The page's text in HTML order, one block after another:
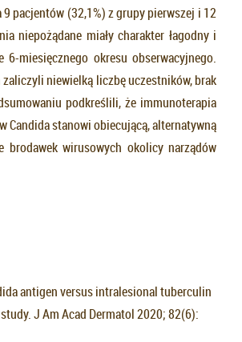
9 pacjentów (32,1%) z grupy pierwszej i 12
niepożądane miały charakter łagodny i
miesięcznego okresu obserwacyjnego.
niewielką liczbę uczestników, brak
podkreślili, że immunoterapia
Candida stanowi obiecującą, alternatywną
wirusowych okolicy narządów
antigen versus intralesional tuberculin
J Am Acad Dermatol 2020; 82(6):